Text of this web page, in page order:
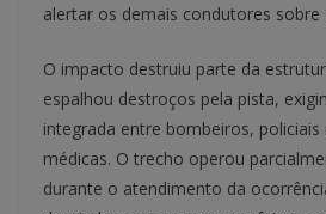
alertar os demais condutores
O impacto destruiu parte da
espalhou destroços pela pista,
integrada entre bombeiros,
médicas. O trecho operou
durante o atendimento da